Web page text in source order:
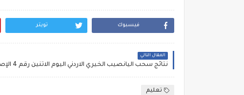
فيسبوك تويتر
المقال التالي
تعليم